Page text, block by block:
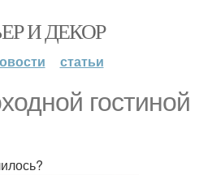
И ДЕКОР
статьи
гостиной